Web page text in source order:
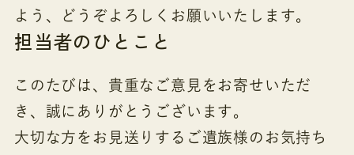
よう、どうぞよろしくお願いいたします。
担当者のひとこと
このたびは、貴重なご意見をお寄せいただ
き、誠にありがとうございます。
大切な方をお見送りするご遺族様のお気持ち